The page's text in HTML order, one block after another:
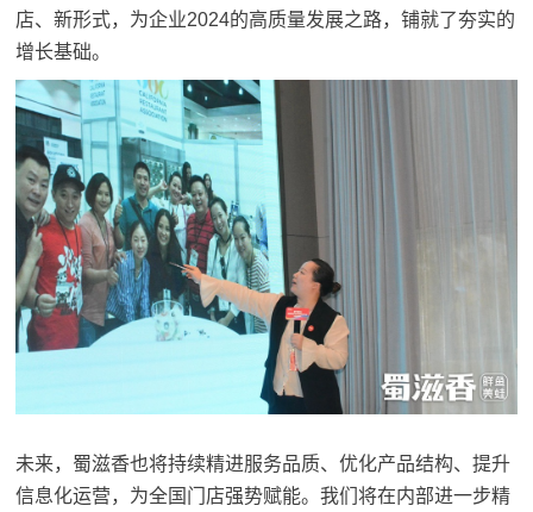
店、新形式，为企业2024的高质量发展之路，铺就了夯实的
增长基础。
未来，蜀滋香也将持续精进服务品质、优化产品结构、提升
信息化运营，为全国门店强势赋能。我们将在内部进一步精